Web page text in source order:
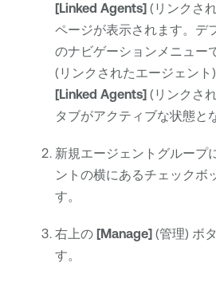
[Linked Agents](リンクさ
ページが表示されます。デ
のナビゲーションメニュー
(リンクされたエージェント)
[Linked Agents](リンクさ
タブがアクティブな状態と
新規エージェントグループ
ントの横にあるチェックボ
す。
右上の [Manage](管理) ボ
す。